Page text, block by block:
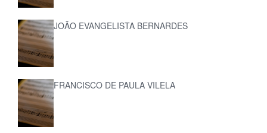
JOÃO EVANGELISTA BERNARDES
FRANCISCO DE PAULA VILELA